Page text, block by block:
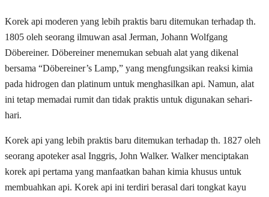
Korek api moderen yang lebih praktis baru ditemukan terhadap th.
1805 oleh seorang ilmuwan asal Jerman, Johann Wolfgang
Döbereiner. Döbereiner menemukan sebuah alat yang dikenal
bersama “Döbereiner’s Lamp,” yang mengfungsikan reaksi kimia
pada hidrogen dan platinum untuk menghasilkan api. Namun, alat
ini tetap memadai rumit dan tidak praktis untuk digunakan sehari-
hari.
Korek api yang lebih praktis baru ditemukan terhadap th. 1827 oleh
seorang apoteker asal Inggris, John Walker. Walker menciptakan
korek api pertama yang manfaatkan bahan kimia khusus untuk
membuahkan api. Korek api ini terdiri berasal dari tongkat kayu